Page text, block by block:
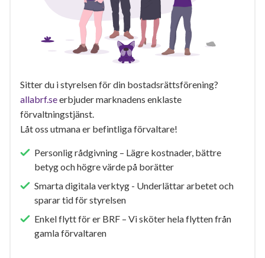
Sitter du i styrelsen för din bostadsrättsförening?
allabrf.seerbjuder marknadens enklaste
förvaltningstjänst.
Låt oss utmana er befintliga förvaltare!
Personlig rådgivning – Lägre kostnader, bättre
betyg och högre värde på borätter
Smarta digitala verktyg - Underlättar arbetet och
sparar tid för styrelsen
Enkel flytt för er BRF – Vi sköter hela flytten från
gamla förvaltaren